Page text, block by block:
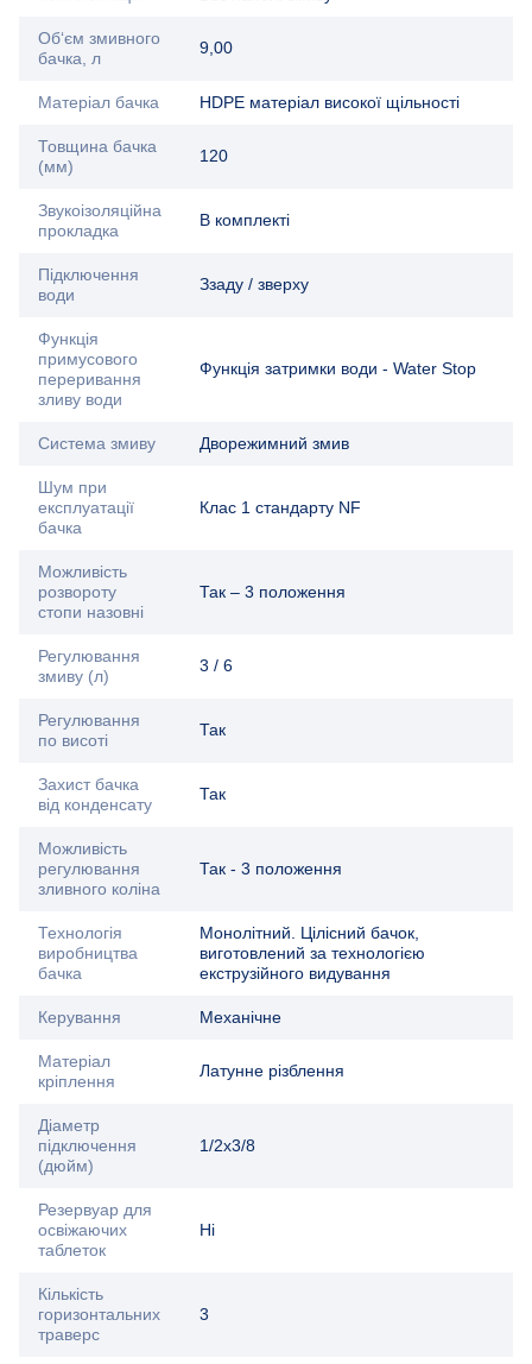
Об‘єм змивного
бачка, л
9,00
Матеріал бачка HDPE матеріал високої щільності
Товщина бачка
(мм)
120
Звукоізоляційна
прокладка
В комплекті
Підключення
води
Ззаду / зверху
Функція
примусового
переривання
зливу води
Функція затримки води - Water Stop
Система змиву Дворежимний змив
Шум при
експлуатації
бачка
Клас 1 стандарту NF
Можливість
розвороту
стопи назовні
Так – 3 положення
Регулювання
змиву (л)
3 / 6
Регулювання
по висоті
Так
Захист бачка
від конденсату
Так
Можливість
регулювання
зливного коліна
Так - 3 положення
Технологія
виробництва
бачка
Монолітний. Цілісний бачок,
виготовлений за технологією
екструзійного видування
Керування Механічне
Матеріал
кріплення
Латунне різблення
Діаметр
підключення
(дюйм)
1/2х3/8
Резервуар для
освіжаючих
таблеток
Ні
Кількість
горизонтальних
траверс
3